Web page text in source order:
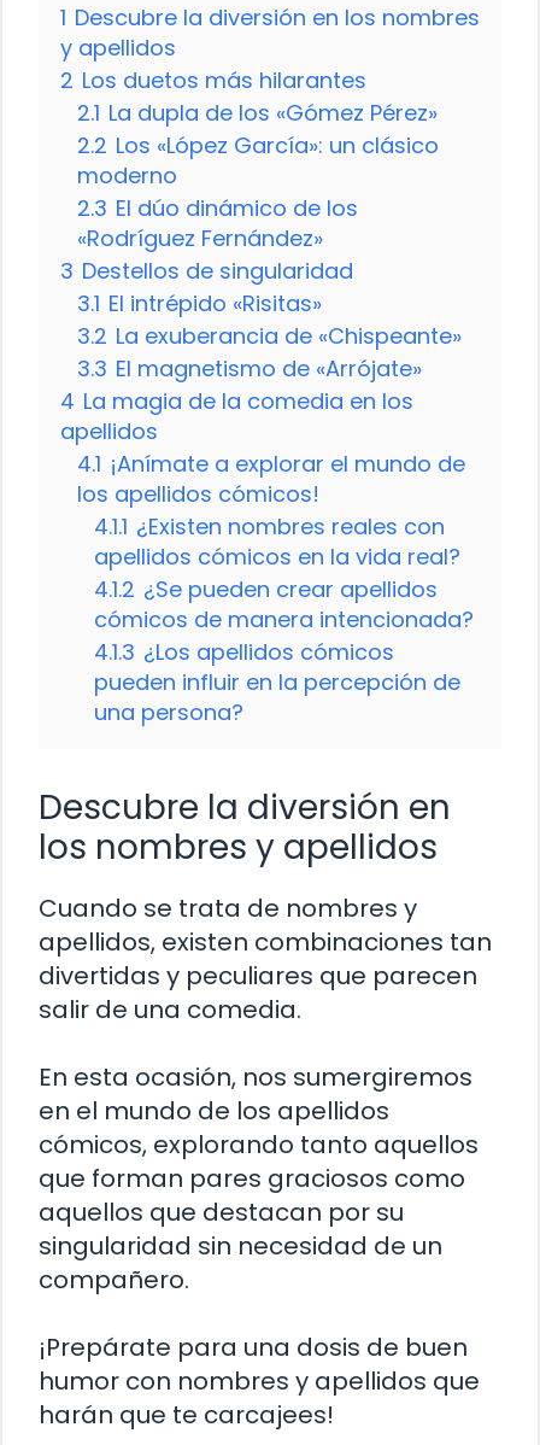
1 Descubre la diversión en los nombres
y apellidos
2 Los duetos más hilarantes
2.1 La dupla de los «Gómez Pérez»
2.2 Los «López García»: un clásico
moderno
2.3 El dúo dinámico de los
«Rodríguez Fernández»
3 Destellos de singularidad
3.1 El intrépido «Risitas»
3.2 La exuberancia de «Chispeante»
3.3 El magnetismo de «Arrójate»
4 La magia de la comedia en los
apellidos
4.1 ¡Anímate a explorar el mundo de
los apellidos cómicos!
4.1.1 ¿Existen nombres reales con
apellidos cómicos en la vida real?
4.1.2 ¿Se pueden crear apellidos
cómicos de manera intencionada?
4.1.3 ¿Los apellidos cómicos
pueden influir en la percepción de
una persona?
Descubre la diversión en
los nombres y apellidos
Cuando se trata de nombres y
apellidos, existen combinaciones tan
divertidas y peculiares que parecen
salir de una comedia.
En esta ocasión, nos sumergiremos
en el mundo de los apellidos
cómicos, explorando tanto aquellos
que forman pares graciosos como
aquellos que destacan por su
singularidad sin necesidad de un
compañero.
¡Prepárate para una dosis de buen
humor con nombres y apellidos que
harán que te carcajees!